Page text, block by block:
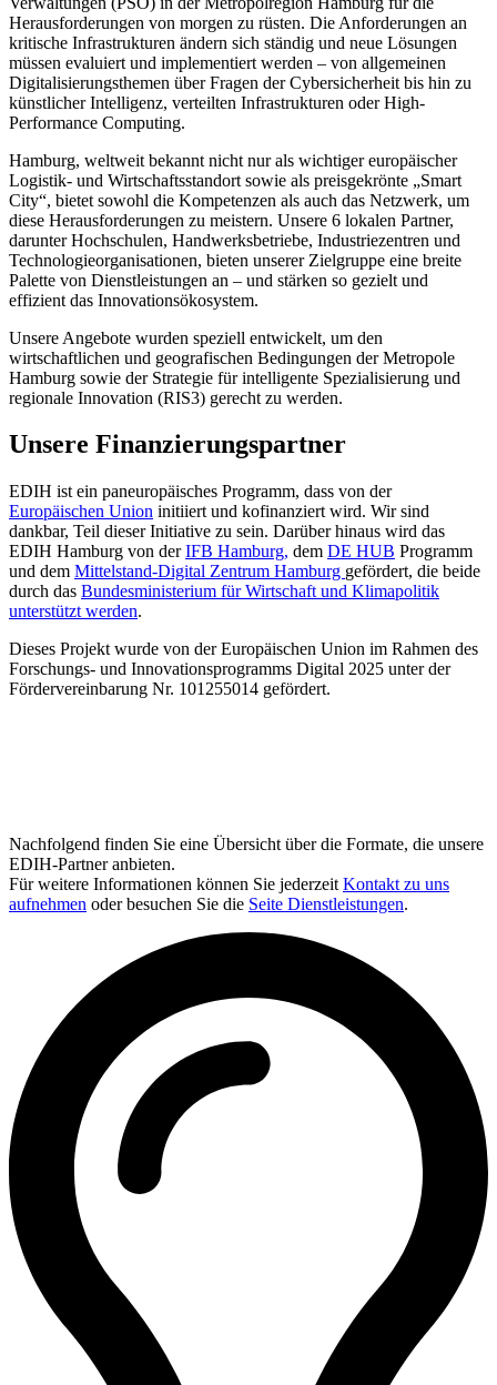
Herausforderungen von morgen zu rüsten. Die Anforderungen an
kritische Infrastrukturen ändern sich ständig und neue Lösungen
müssen evaluiert und implementiert werden – von allgemeinen
Digitalisierungsthemen über Fragen der Cybersicherheit bis hin zu
künstlicher Intelligenz, verteilten Infrastrukturen oder High-
Performance Computing.
Hamburg, weltweit bekannt nicht nur als wichtiger europäischer
Logistik- und Wirtschaftsstandort sowie als preisgekrönte „Smart
City“, bietet sowohl die Kompetenzen als auch das Netzwerk, um
diese Herausforderungen zu meistern. Unsere 6 lokalen Partner,
darunter Hochschulen, Handwerksbetriebe, Industriezentren und
Technologieorganisationen, bieten unserer Zielgruppe eine breite
Palette von Dienstleistungen an – und stärken so gezielt und
effizient das Innovationsökosystem.
Unsere Angebote wurden speziell entwickelt, um den
wirtschaftlichen und geografischen Bedingungen der Metropole
Hamburg sowie der Strategie für intelligente Spezialisierung und
regionale Innovation (RIS3) gerecht zu werden.
Unsere Finanzierungspartner
EDIH ist ein paneuropäisches Programm, dass von der
Europäischen Union initiiert und kofinanziert wird. Wir sind
dankbar, Teil dieser Initiative zu sein. Darüber hinaus wird das
EDIH Hamburg von derIFB Hamburg, dem DE HUB Programm
und dem Mittelstand-Digital Zentrum Hamburg gefördert, die beide
durch das Bundesministerium für Wirtschaft und Klimapolitik
unterstützt werden.
Dieses Projekt wurde von der Europäischen Union im Rahmen des
Forschungs- und Innovationsprogramms Digital 2025 unter der
Fördervereinbarung Nr. 101255014 gefördert.
Nachfolgend finden Sie eine Übersicht über die Formate, die unsere
EDIH-Partner anbieten.
Für weitere Informationen können Sie jederzeit Kontakt zu uns
aufnehmen oder besuchen Sie die Seite Dienstleistungen.